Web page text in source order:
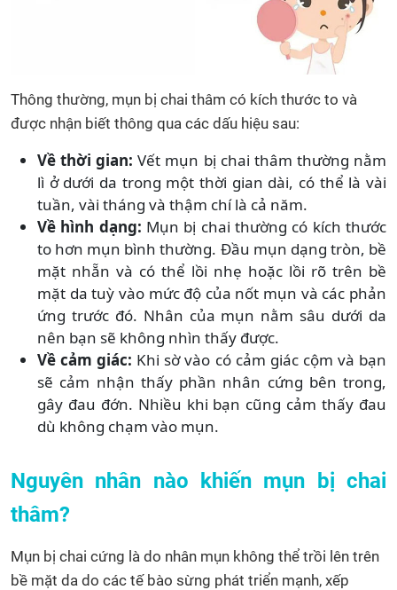
Thông thường, mụn bị chai thâm có kích thước to và
được nhận biết thông qua các dấu hiệu sau:
Về thời gian: Vết mụn bị chai thâm thường nằm
lì ở dưới da trong một thời gian dài, có thể là vài
tuần, vài tháng và thậm chí là cả năm.
Về hình dạng: Mụn bị chai thường có kích thước
to hơn mụn bình thường. Đầu mụn dạng tròn, bề
mặt nhẵn và có thể lồi nhẹ hoặc lồi rõ trên bề
mặt da tuỳ vào mức độ của nốt mụn và các phản
ứng trước đó. Nhân của mụn nằm sâu dưới da
nên bạn sẽ không nhìn thấy được.
Về cảm giác: Khi sờ vào có cảm giác cộm và bạn
sẽ cảm nhận thấy phần nhân cứng bên trong,
gây đau đớn. Nhiều khi bạn cũng cảm thấy đau
dù không chạm vào mụn.
Nguyên nhân nào khiến mụn bị chai
thâm?
Mụn bị chai cứng là do nhân mụn không thể trồi lên trên
bề mặt da do các tế bào sừng phát triển mạnh, xếp